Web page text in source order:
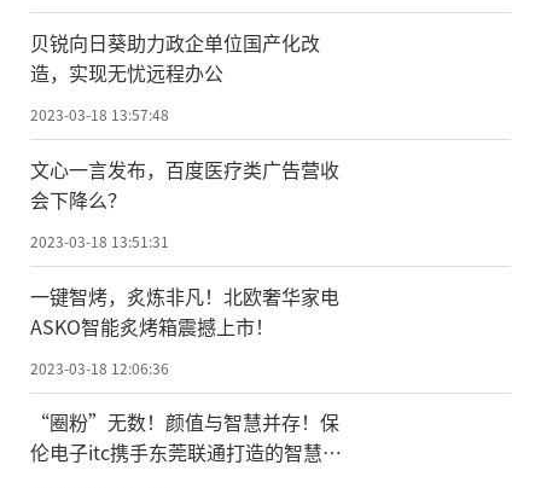
贝锐向日葵助力政企单位国产化改
造，实现无忧远程办公
2023-03-18 13:57:48
文心一言发布，百度医疗类广告营收
会下降么？
2023-03-18 13:51:31
一键智烤，炙炼非凡！北欧奢华家电
ASKO智能炙烤箱震撼上市！
2023-03-18 12:06:36
“圈粉”无数！颜值与智慧并存！保
伦电子itc携手东莞联通打造的智慧展